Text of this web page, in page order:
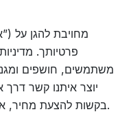
פרטיותך.
משתמשים, חושפים
יוצר איתנו קשר
בקשות להצעת מחיר, או במהלך רכישה ומילוי המוצרים שלנו.